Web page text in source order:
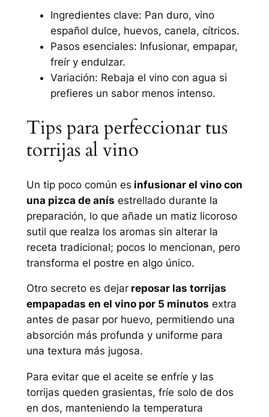
Ingredientes clave: Pan duro, vino
español dulce, huevos, canela, cítricos.
Pasos esenciales: Infusionar, empapar,
freír y endulzar.
Variación: Rebaja el vino con agua si
prefieres un sabor menos intenso.
Tips para perfeccionar tus
torrijas al vino
Un tip poco común es infusionar el vino con
una pizca de anís estrellado durante la
preparación, lo que añade un matiz licoroso
sutil que realza los aromas sin alterar la
receta tradicional; pocos lo mencionan, pero
transforma el postre en algo único.
Otro secreto es dejarreposar las torrijas
empapadas en el vino por 5 minutos extra
antes de pasar por huevo, permitiendo una
absorción más profunda y uniforme para
una textura más jugosa.
Para evitar que el aceite se enfríe y las
torrijas queden grasientas, fríe solo de dos
en dos, manteniendo la temperatura